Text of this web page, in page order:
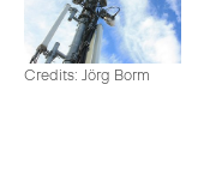
Credits: Jörg Borm